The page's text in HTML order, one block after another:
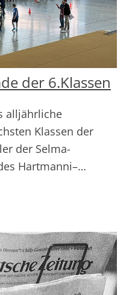
der 6.Klassen
alljährliche
Klassen der
der Selma-
Hartmanni–…